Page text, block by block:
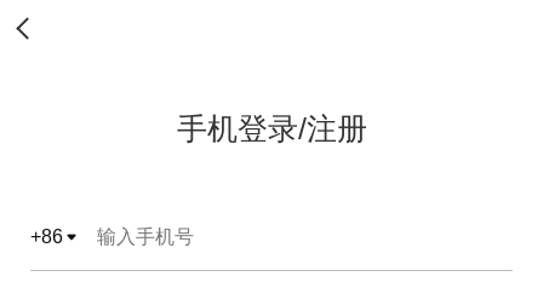
手机登录/注册
+86